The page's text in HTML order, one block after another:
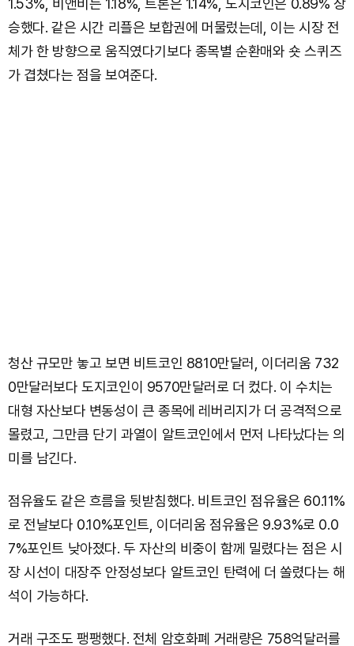
1.53%, 비앤비는 1.18%, 트론은 1.14%, 도지코인은 0.89% 상
승했다. 같은 시간 리플은 보합권에 머물렀는데, 이는 시장 전
체가 한 방향으로 움직였다기보다 종목별 순환매와 숏 스퀴즈
가 겹쳤다는 점을 보여준다.
청산 규모만 놓고 보면 비트코인 8810만달러, 이더리움 732
0만달러보다 도지코인이 9570만달러로 더 컸다. 이 수치는
대형 자산보다 변동성이 큰 종목에 레버리지가 더 공격적으로
몰렸고, 그만큼 단기 과열이 알트코인에서 먼저 나타났다는 의
미를 남긴다.
점유율도 같은 흐름을 뒷받침했다. 비트코인 점유율은 60.11%
로 전날보다 0.10%포인트, 이더리움 점유율은 9.93%로 0.0
7%포인트 낮아졌다. 두 자산의 비중이 함께 밀렸다는 점은 시
장 시선이 대장주 안정성보다 알트코인 탄력에 더 쏠렸다는 해
석이 가능하다.
거래 구조도 팽팽했다. 전체 암호화폐 거래량은 758억달러를